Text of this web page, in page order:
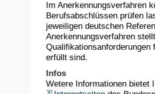
Im Anerkennungsverfahren
Berufsabschlüssen prüfen
jeweiligen deutschen
Anerkennungsverfahren
Qualifikationsanforderungen
erfüllt sind.
Infos
Wetere Informationen bietet